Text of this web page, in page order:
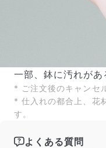
一部、鉢に汚れがあ
* ご注文後のキャンセ
* 仕入れの都合上、花
す。
よくある質問